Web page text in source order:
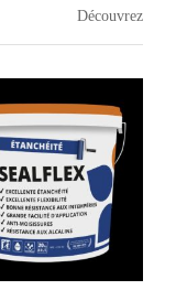
Découvrez